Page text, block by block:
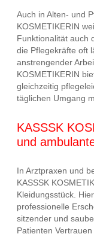
Auch in Alten- und
KOSMETIKERIN
Funktionalität auch
die Pflegekräfte oft
anstrengender
KOSMETIKERIN
gleichzeitig
täglichen Umgang
KASSSK
und
In Arztpraxen und
KASSSK
Kleidungsstück.
professionelle
sitzender und
Patienten